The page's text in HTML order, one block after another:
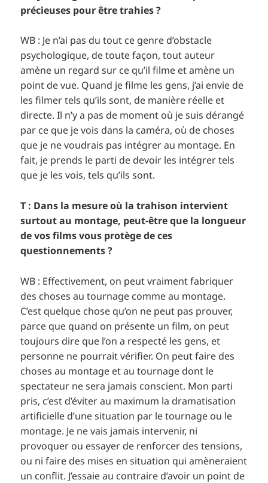
précieuses pour être trahies ?
WB : Je n’ai pas du tout ce genre d’obstacle
psychologique, de toute façon, tout auteur
amène un regard sur ce qu’il filme et amène un
point de vue. Quand je filme les gens, j’ai envie de
les filmer tels qu’ils sont, de manière réelle et
directe. Il n’y a pas de moment où je suis dérangé
par ce que je vois dans la caméra, où de choses
que je ne voudrais pas intégrer au montage. En
fait, je prends le parti de devoir les intégrer tels
que je les vois, tels qu’ils sont.
T : Dans la mesure où la trahison intervient
surtout au montage, peut-être que la longueur
de vos films vous protège de ces
questionnements ?
WB : Effectivement, on peut vraiment fabriquer
des choses au tournage comme au montage.
C’est quelque chose qu’on ne peut pas prouver,
parce que quand on présente un film, on peut
toujours dire que l’on a respecté les gens, et
personne ne pourrait vérifier. On peut faire des
choses au montage et au tournage dont le
spectateur ne sera jamais conscient. Mon parti
pris, c’est d’éviter au maximum la dramatisation
artificielle d’une situation par le tournage ou le
montage. Je ne vais jamais intervenir, ni
provoquer ou essayer de renforcer des tensions,
ou ni faire des mises en situation qui amèneraient
un conflit. J’essaie au contraire d’avoir un point de